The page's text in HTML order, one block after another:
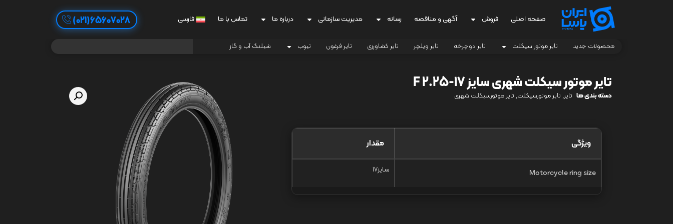
صفحه اصلی فروش آگهی و مناقصه رسانه مدیریت سازمانی درباره ما تماس با ما فارسی 65607028(021)
محصولات جدید تایر موتور سیکلت تایر دوچرخه تایر ویلچر تایر کشاورزی تایر فرغون تیوب شیلنگ آب و گاز
تایر موتور سیکلت شهری سایز 17-2.25 F
دسته بندی ها تایر, تایر موتورسیکلت, تایر موتورسیکلت شهری
ویژگی مقدار
Motorcycle ring size سایز17